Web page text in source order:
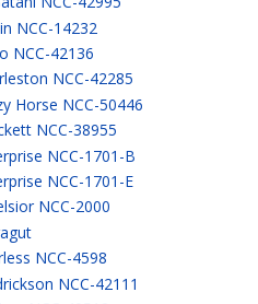
NCC-14232
NCC-42136
NCC-42285
Horse NCC-50446
NCC-38955
NCC-1701-B
NCC-1701-E
NCC-2000
NCC-4598
NCC-42111